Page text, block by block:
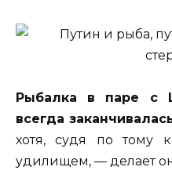
Рыбалка в паре с
всегда
хотя, судя по тому
удилищем, — делает он